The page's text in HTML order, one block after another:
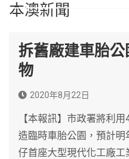
本澳新聞
拆舊廠建車胎
物
2020年8月22日
【本報訊】市政署將利
造臨時車胎公園，預計
仔首座大型現代化工廠